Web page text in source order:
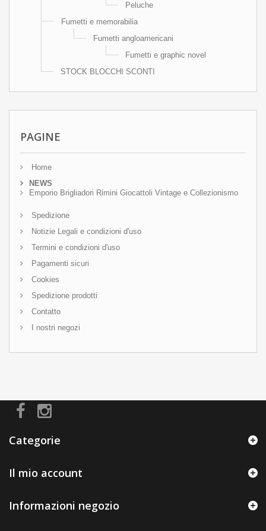
Peluche
Fumetti e memorabilia
Fumetti angloamericani
Fumetti e graphic novel
STOCK BLOCCHI SCONTI
PAGINE
Home
NEWS
Emporio Brigliadori Rimini Giocattoli Vintage e Collezionismo
Spedizione
Notizie Legali e condizioni d'uso
Termini e condizioni d'uso
Pagamenti sicuri
Cookies
Spedizione prodotti
Contatto
I nostri negozi
Categorie
Il mio account
Informazioni negozio